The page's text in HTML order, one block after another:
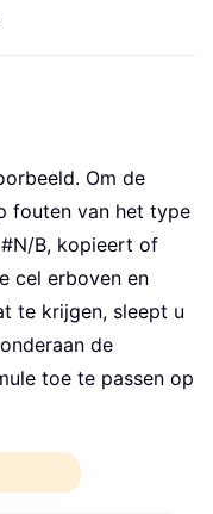
Om de
fouten van het type
B, kopieert of
cel erboven en
te krijgen, sleept u
de
toe te passen op